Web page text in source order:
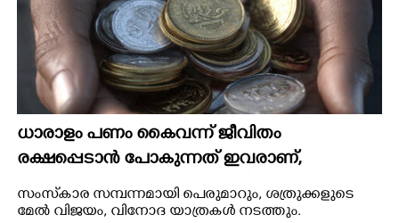
ധാരാളം പണം കൈവന്ന് ജീവിതം
രക്ഷപ്പെടാൻ പോകുന്നത് ഇവരാണ്,
ലോണുകൾ എളുപ്പത്തിൽ ലഭിക്കും
സംസ്‌കാര സമ്പന്നമായി പെരുമാറും, ശത്രുക്കളുടെ
മേൽ വിജയം, വിനോദ യാത്രകൾ നടത്തും.